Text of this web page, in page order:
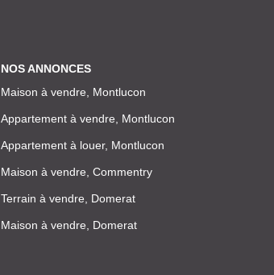
NOS ANNONCES
Maison à vendre, Montlucon
Appartement à vendre, Montlucon
Appartement à louer, Montlucon
Maison à vendre, Commentry
Terrain à vendre, Domerat
Maison à vendre, Domerat